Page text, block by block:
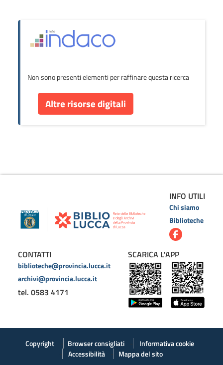
Non sono presenti elementi per raffinare questa ricerca
Altre risorse digitali
INFO UTILI
Chi siamo
Biblioteche
CONTATTI
biblioteche@provincia.lucca.it
archivi@provincia.lucca.it
tel. 0583 4171
SCARICA L'APP
Copyright Browser consigliati
Informativa cookie
Accessibilità
Mappa del sito